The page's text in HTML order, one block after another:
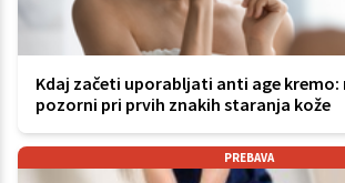
Kdaj začeti uporabljati anti age kremo:
pozorni pri prvih znakih staranja kože
PREBAVA